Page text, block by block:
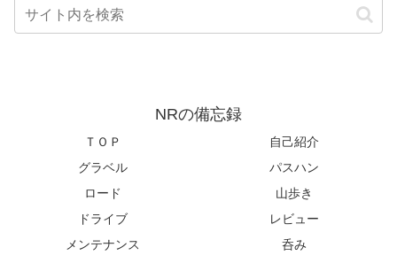
NRの備忘録
ＴＯＰ
自己紹介
グラベル
パスハン
ロード
山歩き
ドライブ
レビュー
メンテナンス
呑み